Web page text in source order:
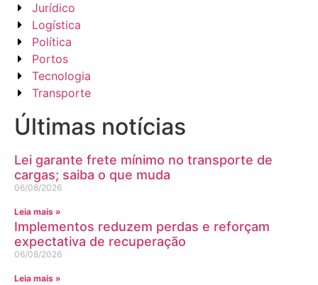
Jurídico
Logística
Política
Portos
Tecnologia
Transporte
Últimas notícias
Lei garante frete mínimo no transporte de
cargas; saiba o que muda
06/08/2026
Leia mais »
Implementos reduzem perdas e reforçam
expectativa de recuperação
06/08/2026
Leia mais »